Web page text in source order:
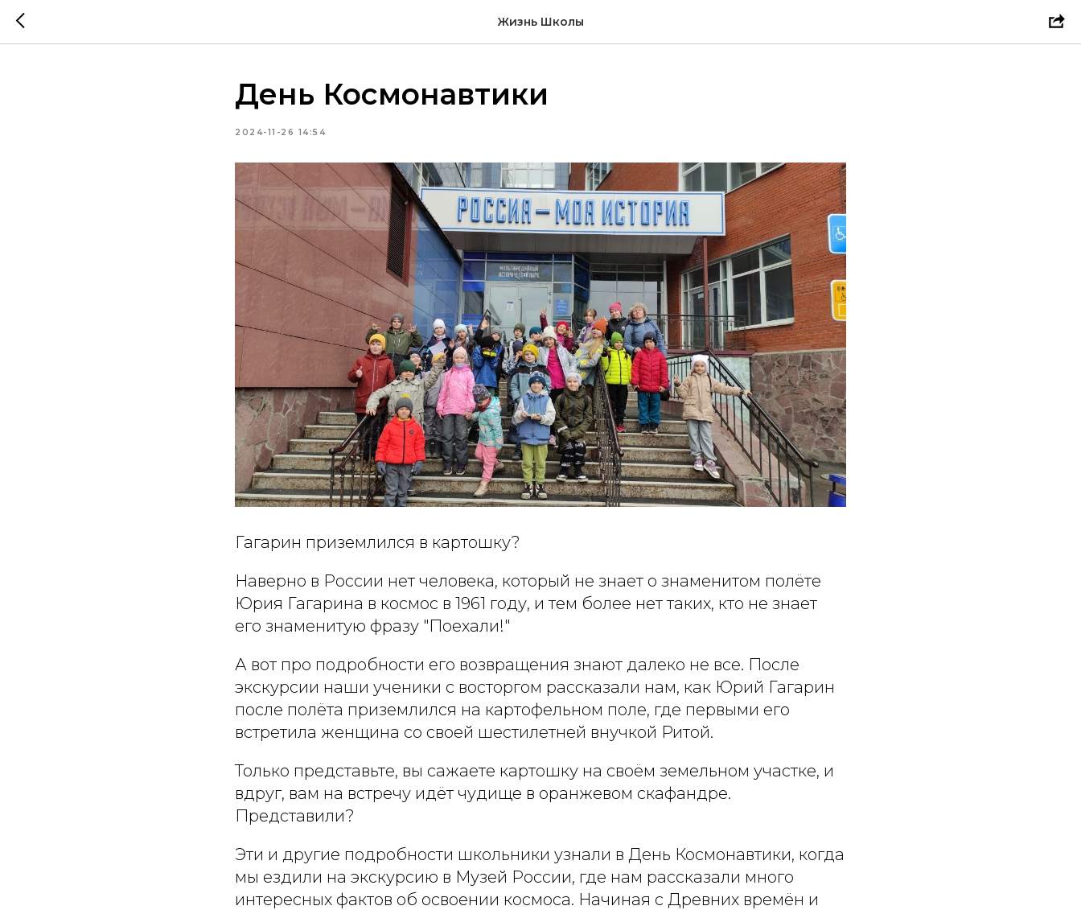
Жизнь Школы
День Космонавтики
2024-11-26 14:54
Гагарин приземлился в картошку?
Наверно в России нет человека, который не знает о знаменитом полёте
Юрия Гагарина в космос в 1961 году, и тем более нет таких, кто не знает
его знаменитую фразу "Поехали!"
А вот про подробности его возвращения знают далеко не все. После
экскурсии наши ученики с восторгом рассказали нам, как Юрий Гагарин
после полёта приземлился на картофельном поле, где первыми его
встретила женщина со своей шестилетней внучкой Ритой.
Только представьте, вы сажаете картошку на своём земельном участке, и
вдруг, вам на встречу идёт чудище в оранжевом скафандре.
Представили?
Эти и другие подробности школьники узнали в День Космонавтики, когда
мы ездили на экскурсию в Музей России, где нам рассказали много
интересных фактов об освоении космоса. Начиная с Древних времён и